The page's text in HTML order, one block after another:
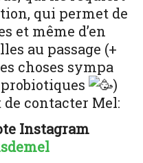
qui permet de
et même d’en
au passage (+
choses sympa
)
de contacter Mel:
Instagram